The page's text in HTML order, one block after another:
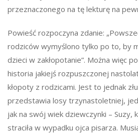
przeznaczonego na tę lekturę na
Powieść rozpoczyna zdanie:
rodziców wymyślono tylko po to, by
dzieci w zakłopotanie”. Można więc
historia jakiejś rozpuszczonej
kłopoty z rodzicami. Jest to jednak
przedstawia losy trzynastoletniej,
jak na swój wiek dziewczynki – Suzy,
straciła w wypadku ojca pisarza.